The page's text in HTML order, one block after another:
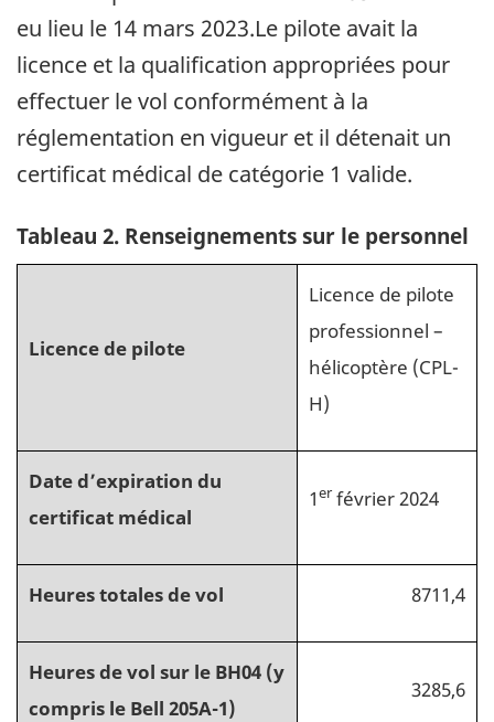
eu lieu le 14 mars 2023.Le pilote avait la
licence et la qualification appropriées pour
effectuer le vol conformément à la
réglementation en vigueur et il détenait un
certificat médical de catégorie 1 valide.
Tableau 2. Renseignements sur le personnel
Licence de pilote
Licence de pilote
professionnel –
hélicoptère (CPL-
H)
Date d’expiration du
certificat médical
1er février 2024
Heures totales de vol 8711,4
Heures de vol sur le BH04 (y
compris le Bell 205A-1)
3285,6